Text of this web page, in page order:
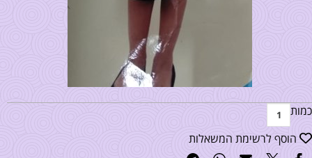
כמות
הוסף לרשימת המשאלות